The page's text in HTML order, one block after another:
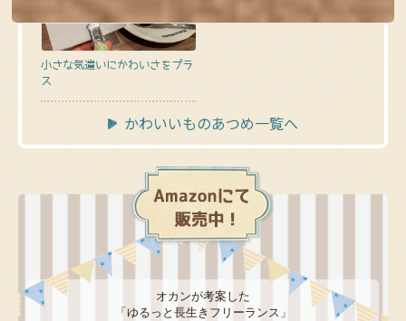
小さな気遣いにかわいさをプラ
ス
かわいいものあつめ一覧へ
オカンが考案した
「ゆるっと長生きフリーランス」